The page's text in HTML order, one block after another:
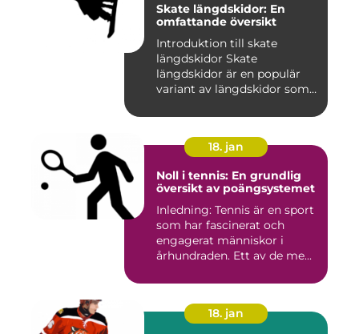
Skate längdskidor: En
omfattande översikt
Introduktion till skate
längdskidor Skate
längdskidor är en populär
variant av längdskidor som
18. jan
Noll i tennis: En grundlig
översikt av poängsystemet
Inledning: Tennis är en sport
som har fascinerat och
engagerat människor i
århundraden. Ett av de me...
18. jan